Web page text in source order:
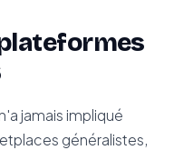
jamais impliqué
généralistes,